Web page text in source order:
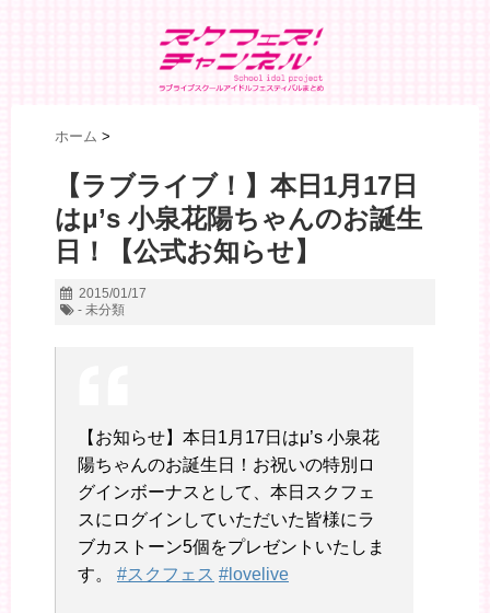
ホーム >
【ラブライブ！】本日1月17日
はμ’s 小泉花陽ちゃんのお誕生
日！【公式お知らせ】
2015/01/17
- 未分類
【お知らせ】本日1月17日はμ’s 小泉花
陽ちゃんのお誕生日！お祝いの特別ロ
グインボーナスとして、本日スクフェ
スにログインしていただいた皆様にラ
ブカストーン5個をプレゼントいたしま
す。 #スクフェス #lovelive